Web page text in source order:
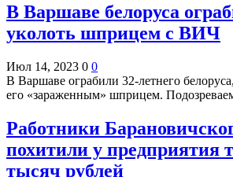
В Варшаве белоруса
уколоть шприцем с ВИЧ
Июл 14, 2023 0 0
В Варшаве ограбили 32-летнего
его «зараженным» шприцем.
Работники
похитили у предприятия
тысяч рублей